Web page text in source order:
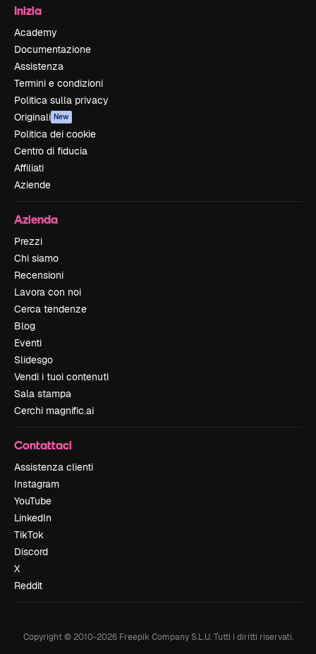
Inizia
Academy
Documentazione
Assistenza
Termini e condizioni
Politica sulla privacy
Originali New
Politica dei cookie
Centro di fiducia
Affiliati
Aziende
Azienda
Prezzi
Chi siamo
Recensioni
Lavora con noi
Cerca tendenze
Blog
Eventi
Slidesgo
Vendi i tuoi contenuti
Sala stampa
Cerchi magnific.ai
Contattaci
Assistenza clienti
Instagram
YouTube
LinkedIn
TikTok
Discord
X
Reddit
Copyright © 2010-2026Freepik Company S.L.U. Tutti i diritti riservati.